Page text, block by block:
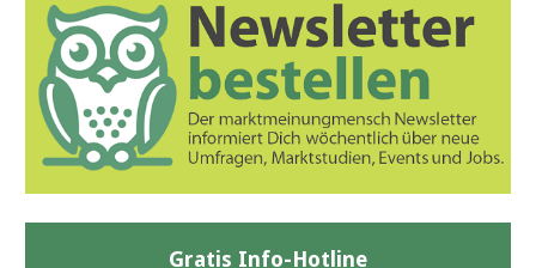
Gratis Info-Hotline